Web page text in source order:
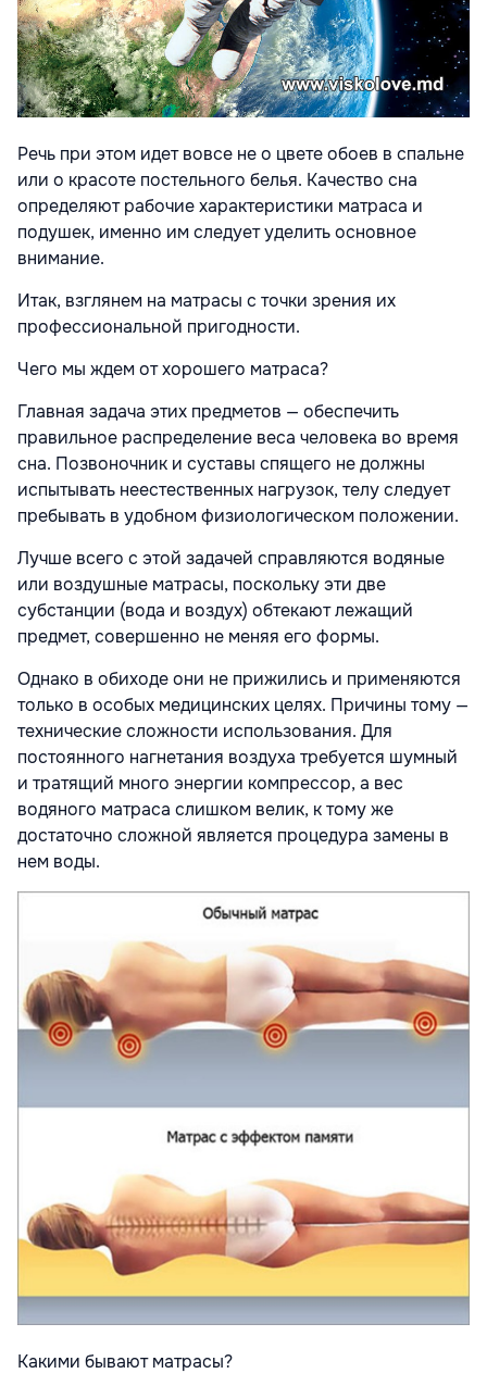
Речь при этом идет вовсе не о цвете обоев в спальне
или о красоте постельного белья. Качество сна
определяют рабочие характеристики матраса и
подушек, именно им следует уделить основное
внимание.
Итак, взглянем на матрасы с точки зрения их
профессиональной пригодности.
Чего мы ждем от хорошего матраса?
Главная задача этих предметов — обеспечить
правильное распределение веса человека во время
сна. Позвоночник и суставы спящего не должны
испытывать неестественных нагрузок, телу следует
пребывать в удобном физиологическом положении.
Лучше всего с этой задачей справляются водяные
или воздушные матрасы, поскольку эти две
субстанции (вода и воздух) обтекают лежащий
предмет, совершенно не меняя его формы.
Однако в обиходе они не прижились и применяются
только в особых медицинских целях. Причины тому —
технические сложности использования. Для
постоянного нагнетания воздуха требуется шумный
и тратящий много энергии компрессор, а вес
водяного матраса слишком велик, к тому же
достаточно сложной является процедура замены в
нем воды.
Какими бывают матрасы?